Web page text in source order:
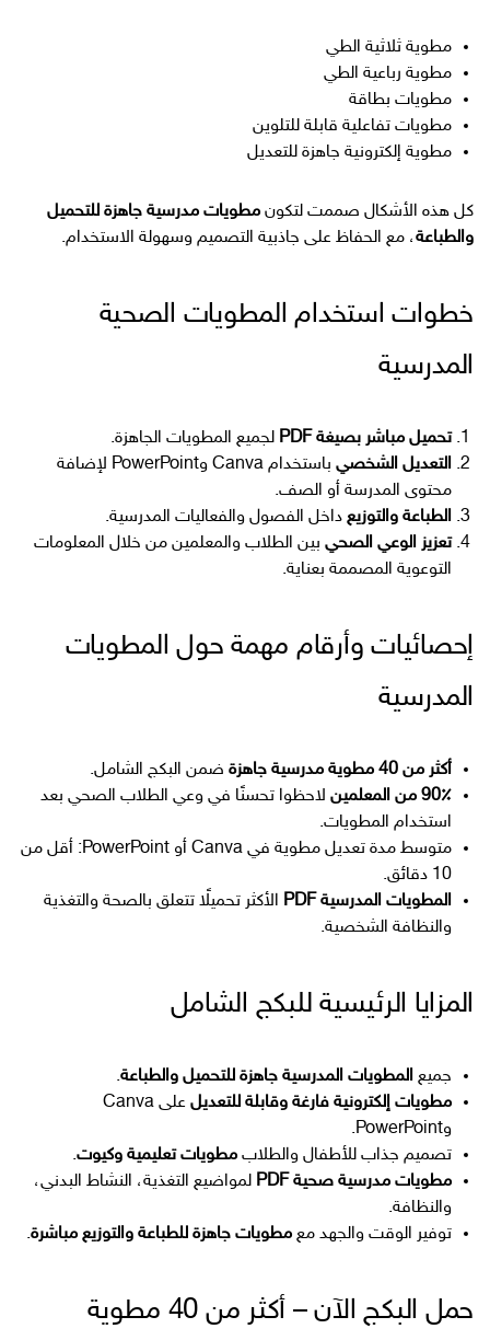
مطوية ثلاثية الطي
مطوية رباعية الطي
مطويات بطاقة
مطويات تفاعلية قابلة للتلوين
مطوية إلكترونية جاهزة للتعديل
كل هذه الأشكال صممت لتكون مطويات مدرسية جاهزة للتحميل
والطباعة، مع الحفاظ على جاذبية التصميم وسهولة الاستخدام.
خطوات استخدام المطويات الصحية
المدرسية
تحميل مباشر بصيغة PDF
لجميع المطويات الجاهزة.
التعديل الشخصي
باستخدام Canva وPowerPoint لإضافة
محتوى المدرسة أو الصف.
الطباعة والتوزيع داخل الفصول والفعاليات المدرسية.
تعزيز الوعي الصحي بين الطلاب والمعلمين من خلال المعلومات
التوعوية المصممة بعناية.
إحصائيات وأرقام مهمة حول المطويات
المدرسية
أكثر من 40 مطوية مدرسية جاهزة
ضمن البكج الشامل.
90٪ من المعلمين
لاحظوا تحسنًا في وعي الطلاب الصحي بعد
استخدام المطويات.
متوسط مدة تعديل مطوية في Canva أو PowerPoint: أقل من
10 دقائق.
المطويات المدرسية PDF
الأكثر تحميلًا تتعلق بالصحة والتغذية
والنظافة الشخصية.
المزايا الرئيسية للبكج الشامل
جميع المطويات المدرسية جاهزة للتحميل والطباعة.
مطويات إلكترونية فارغة وقابلة للتعديل
على Canva
وPowerPoint.
تصميم جذاب للأطفال والطلاب مطويات تعليمية وكيوت.
مطويات مدرسية صحية PDF
لمواضيع التغذية، النشاط البدني،
والنظافة.
توفير الوقت والجهد مع مطويات جاهزة للطباعة والتوزيع مباشرة.
حمل البكج الآن – أكثر من 40 مطوية